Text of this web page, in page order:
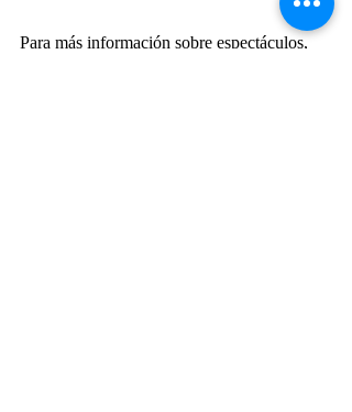
Para más información sobre espectáculos,